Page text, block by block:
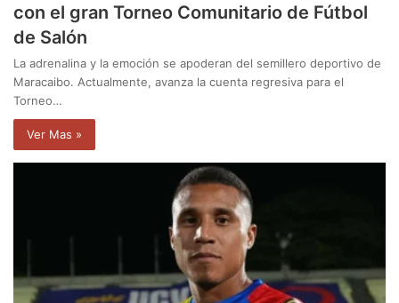
con el gran Torneo Comunitario de Fútbol
de Salón
La adrenalina y la emoción se apoderan del semillero deportivo de
Maracaibo. Actualmente, avanza la cuenta regresiva para el
Torneo…
Ver Mas »